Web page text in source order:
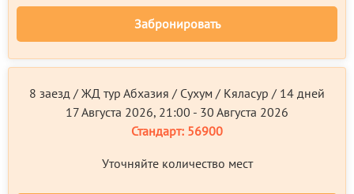
Забронировать
8 заезд / ЖД тур Абхазия / Сухум / Кяласур / 14 дней
17 Августа 2026, 21:00 - 30 Августа 2026
Стандарт: 56900
Уточняйте количество мест